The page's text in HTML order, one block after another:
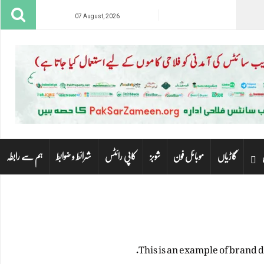
07 August, 2026
گاڑیاں موبائل فون شوبز کاپی رائٹس شرائط و ضوابط ہم سے رابطہ
This is an example of
1TB Built-in